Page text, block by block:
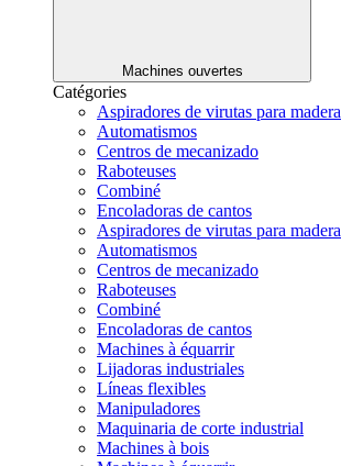
Machines ouvertes
Catégories
Aspiradores de virutas para madera
Automatismos
Centros de mecanizado
Raboteuses
Combiné
Encoladoras de cantos
Aspiradores de virutas para madera
Automatismos
Centros de mecanizado
Raboteuses
Combiné
Encoladoras de cantos
Machines à équarrir
Lijadoras industriales
Líneas flexibles
Manipuladores
Maquinaria de corte industrial
Machines à bois